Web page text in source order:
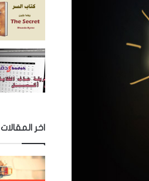
اخر المقالات